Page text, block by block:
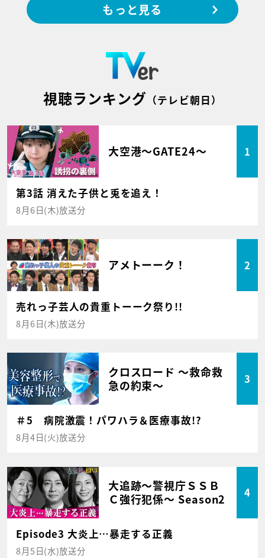
もっと見る
視聴ランキング （テレビ朝日）
大空港～GATE24～ 1
第3話 消えた子供と兎を追え！
8月6日(木)放送分
アメトーーク！ 2
売れっ子芸人の貴重トーーク祭り!!
8月6日(木)放送分
クロスロード ～救命救
急の約束～
3
＃5 病院激震！パワハラ＆医療事故!?
8月4日(火)放送分
大追跡～警視庁ＳＳＢ
Ｃ強行犯係～ Season2
4
Episode3 大炎上…暴走する正義
8月5日(水)放送分